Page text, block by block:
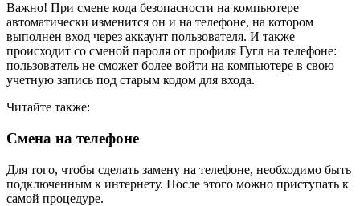
Важно! При смене кода безопасности на компьютере
автоматически изменится он и на телефоне, на котором
выполнен вход через аккаунт пользователя. И также
происходит со сменой пароля от профиля Гугл на телефоне:
пользователь не сможет более войти на компьютере в свою
учетную запись под старым кодом для входа.
Читайте также:
Смена на телефоне
Для того, чтобы сделать замену на телефоне, необходимо быть
подключенным к интернету. После этого можно приступать к
самой процедуре.